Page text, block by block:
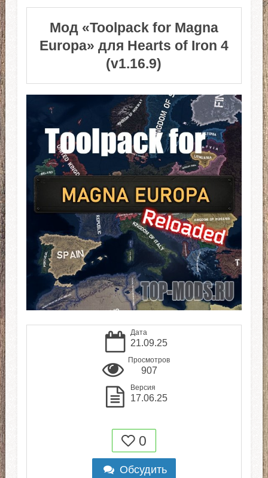
Мод «Toolpack for Magna
Europa» для Hearts of Iron 4
(v1.16.9)
Дата
21.09.25
Просмотров
907
Версия
17.06.25
0
Обсудить